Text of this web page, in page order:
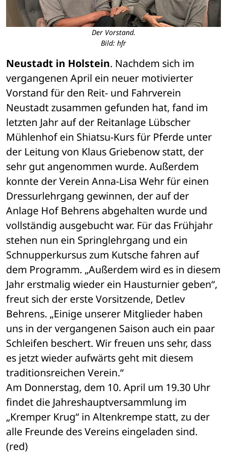
Der Vorstand.
Bild: hfr
Neustadt in Holstein. Nachdem sich im
vergangenen April ein neuer motivierter
Vorstand für den Reit- und Fahrverein
Neustadt zusammen gefunden hat, fand im
letzten Jahr auf der Reitanlage Lübscher
Mühlenhof ein Shiatsu-Kurs für Pferde unter
der Leitung von Klaus Griebenow statt, der
sehr gut angenommen wurde. Außerdem
konnte der Verein Anna-Lisa Wehr für einen
Dressurlehrgang gewinnen, der auf der
Anlage Hof Behrens abgehalten wurde und
vollständig ausgebucht war. Für das Frühjahr
stehen nun ein Springlehrgang und ein
Schnupperkursus zum Kutsche fahren auf
dem Programm. „Außerdem wird es in diesem
Jahr erstmalig wieder ein Hausturnier geben“,
freut sich der erste Vorsitzende, Detlev
Behrens. „Einige unserer Mitglieder haben
uns in der vergangenen Saison auch ein paar
Schleifen beschert. Wir freuen uns sehr, dass
es jetzt wieder aufwärts geht mit diesem
traditionsreichen Verein.“
Am Donnerstag, dem 10. April um 19.30 Uhr
findet die Jahreshauptversammlung im
„Kremper Krug“ in Altenkrempe statt, zu der
alle Freunde des Vereins eingeladen sind.
(red)